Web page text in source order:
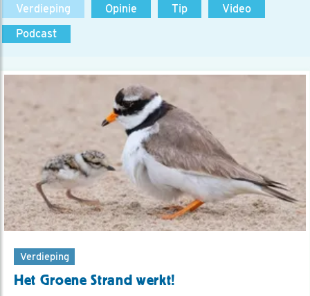
Verdieping
Opinie Tip
Video
Podcast
Verdieping
Het Groene Strand werkt!